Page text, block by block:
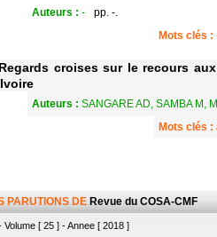
Auteurs : -
pp. -.
Mots clés :
Regards croises sur le recours
Auteurs : SANGARE AD, SAMBA M,
Mots clés :
PARUTIONS DE Revue du COSA-CMF
Volume [ 25 ] - Annee [ 2018 ]